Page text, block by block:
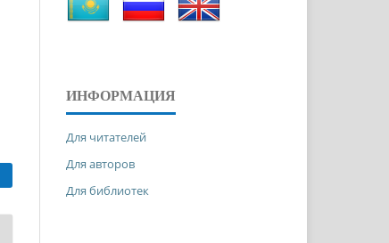
ИНФОРМАЦИЯ
Для читателей
Для авторов
Для библиотек